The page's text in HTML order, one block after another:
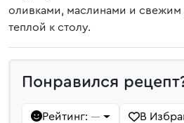
оливками, маслинами и
теплой к столу.
Понравился
Рейтинг: — В